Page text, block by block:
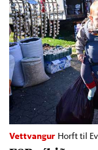
Vettvangur Horft til